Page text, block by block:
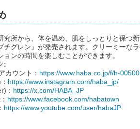
究所から、体を温め、肌をしっとりと保つ
チグレン』が発売されます。クリーミーな
ョンの時間を楽しむことができます。
:
カウント： https://www.haba.co.jp/f/h-
https://www.instagram.com/haba_jp/
： https://x.com/HABA_JP
https://www.facebook.com/habatown
https://www.youtube.com/user/habaJP